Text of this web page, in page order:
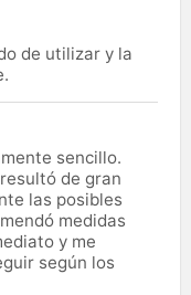
de utilizar y la
sencillo.
de gran
las posibles
medidas
y me
según los